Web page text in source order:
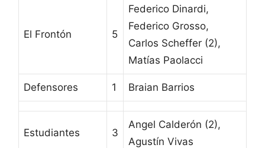
El Frontón 5
Federico Dinardi,
Federico Grosso,
Carlos Scheffer (2),
Matías Paolacci
Defensores 1 Braian Barrios
Estudiantes 3
Angel Calderón (2),
Agustín Vivas